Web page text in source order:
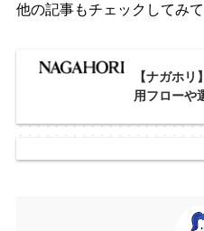
他の記事もチェックしてみて
【ナガホ
用フローや